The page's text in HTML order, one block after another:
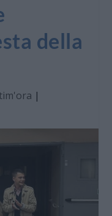
della
|